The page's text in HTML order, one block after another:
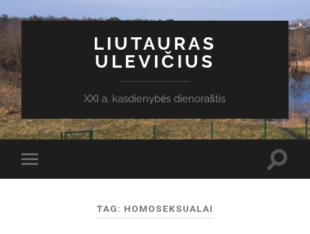
LIUTAURAS
ULEVIČIUS
XXI a. kasdienybės dienoraštis
Toggle
mobile
TAG: HOMOSEKSUALAI